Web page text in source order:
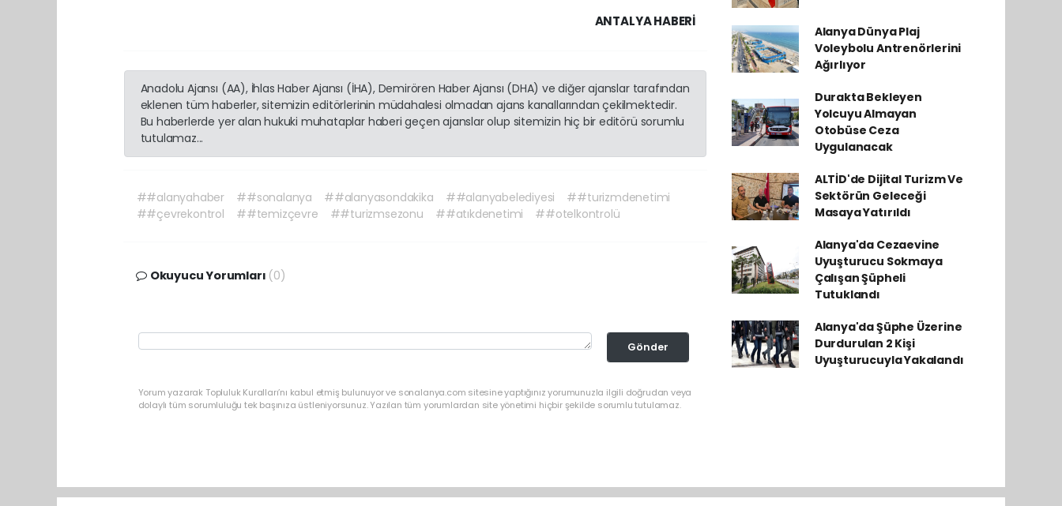
ANTALYA HABERİ
Anadolu Ajansı (AA), İhlas Haber Ajansı (İHA), Demirören Haber Ajansı (DHA) ve diğer ajanslar tarafından
eklenen tüm haberler, sitemizin editörlerinin müdahalesi olmadan ajans kanallarından çekilmektedir.
Bu haberlerde yer alan hukuki muhataplar haberi geçen ajanslar olup sitemizin hiç bir editörü sorumlu
tutulamaz...
##alanyahaber ##sonalanya ##alanyasondakika ##alanyabelediyesi
##turizmdenetimi
##çevrekontrol
##temizçevre ##turizmsezonu ##atıkdenetimi ##otelkontrolü
Okuyucu Yorumları (0)
Gönder
Yorum yazarak Topluluk Kuralları’nı kabul etmiş bulunuyor ve sonalanya.com sitesine yaptığınız yorumunuzla ilgili doğrudan veya
dolaylı tüm sorumluluğu tek başınıza üstleniyorsunuz. Yazılan tüm yorumlardan site yönetimi hiçbir şekilde sorumlu tutulamaz.
Alanya Dünya Plaj
Voleybolu Antrenörlerini
Ağırlıyor
Durakta Bekleyen
Yolcuyu Almayan
Otobüse Ceza
Uygulanacak
ALTİD'de Dijital Turizm Ve
Sektörün Geleceği
Masaya Yatırıldı
Alanya'da Cezaevine
Uyuşturucu Sokmaya
Çalışan Şüpheli
Tutuklandı
Alanya'da Şüphe Üzerine
Durdurulan 2 Kişi
Uyuşturucuyla Yakalandı